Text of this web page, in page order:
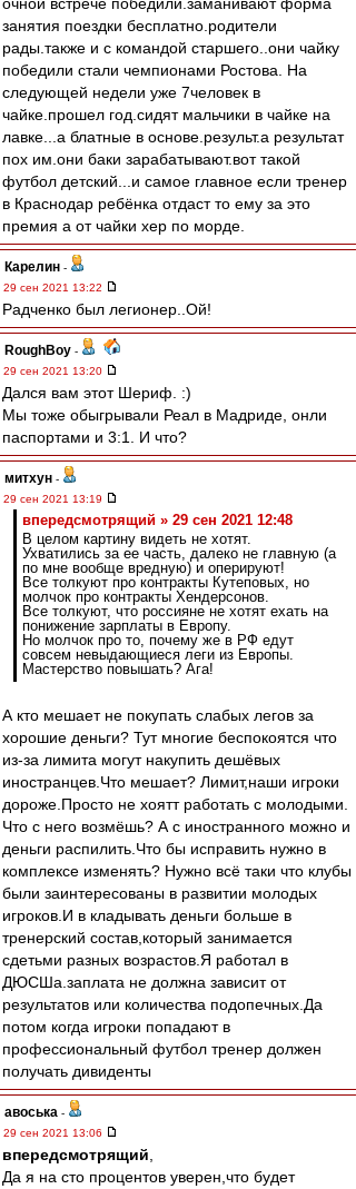
занятия поездки бесплатно.родители
рады.также и с командой старшего..они чайку
победили стали чемпионами Ростова. На
следующей недели уже 7человек в
чайке.прошел год.сидят мальчики в чайке на
лавке...а блатные в основе.результ.а результат
пох им.они баки зарабатывают.вот такой
футбол детский...и самое главное если тренер
в Краснодар ребёнка отдаст то ему за это
премия а от чайки хер по морде.
Карелин -
29 сен 2021 13:22
Радченко был легионер..Ой!
RoughBoy -
29 сен 2021 13:20
Дался вам этот Шериф. :)
Мы тоже обыгрывали Реал в Мадриде, онли
паспортами и 3:1. И что?
митхун -
29 сен 2021 13:19
впередсмотрящий » 29 сен 2021 12:48
В целом картину видеть не хотят.
Ухватились за ее часть, далеко не главную (а
по мне вообще вредную) и оперируют!
Все толкуют про контракты Кутеповых, но
молчок про контракты Хендерсонов.
Все толкуют, что россияне не хотят ехать на
понижение зарплаты в Европу.
Но молчок про то, почему же в РФ едут
совсем невыдающиеся леги из Европы.
Мастерство повышать? Ага!
А кто мешает не покупать слабых легов за
хорошие деньги? Тут многие беспокоятся что
из-за лимита могут накупить дешёвых
иностранцев.Что мешает? Лимит,наши игроки
дороже.Просто не хоятт работать с молодыми.
Что с него возмёшь? А с иностранного можно и
деньги распилить.Что бы исправить нужно в
комплексе изменять? Нужно всё таки что клубы
были заинтересованы в развитии молодых
игроков.И в кладывать деньги больше в
тренерский состав,который занимается
сдетьми разных возрастов.Я работал в
ДЮСШа.заплата не должна зависит от
результатов или количества подопечных.Да
потом когда игроки попадают в
профессиональный футбол тренер должен
получать дивиденты
авоська -
29 сен 2021 13:06
впередсмотрящий
Да я на сто процентов уверен,что будет